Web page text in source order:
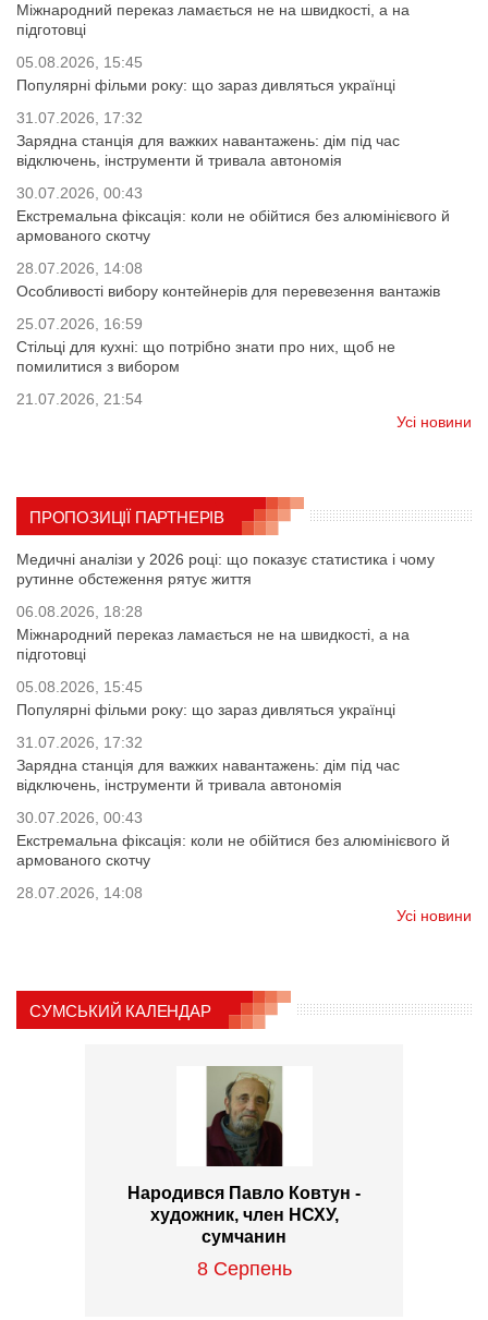
Міжнародний переказ ламається не на швидкості, а на
підготовці
05.08.2026, 15:45
Популярні фільми року: що зараз дивляться українці
31.07.2026, 17:32
Зарядна станція для важких навантажень: дім під час
відключень, інструменти й тривала автономія
30.07.2026, 00:43
Екстремальна фіксація: коли не обійтися без алюмінієвого й
армованого скотчу
28.07.2026, 14:08
Особливості вибору контейнерів для перевезення вантажів
25.07.2026, 16:59
Стільці для кухні: що потрібно знати про них, щоб не
помилитися з вибором
21.07.2026, 21:54
Усі новини
ПРОПОЗИЦІЇ ПАРТНЕРІВ
Медичні аналізи у 2026 році: що показує статистика і чому
рутинне обстеження рятує життя
06.08.2026, 18:28
Міжнародний переказ ламається не на швидкості, а на
підготовці
05.08.2026, 15:45
Популярні фільми року: що зараз дивляться українці
31.07.2026, 17:32
Зарядна станція для важких навантажень: дім під час
відключень, інструменти й тривала автономія
30.07.2026, 00:43
Екстремальна фіксація: коли не обійтися без алюмінієвого й
армованого скотчу
28.07.2026, 14:08
Усі новини
СУМСЬКИЙ КАЛЕНДАР
Народився Павло Ковтун -
художник, член НСХУ,
сумчанин
8 Серпень